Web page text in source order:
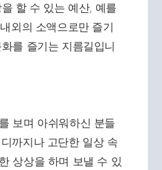
할 수 있는 예산, 예를
외의 소액으로만 즐기
를 즐기는 지름길입니
보며 아쉬워하신 분들
까지나 고단한 일상 속
상상을 하며 보낼 수 있